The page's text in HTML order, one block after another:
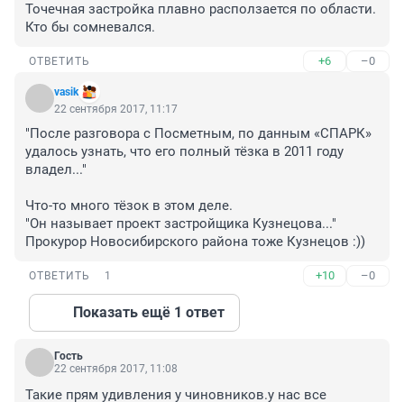
Точечная застройка плавно расползается по области.
Кто бы сомневался.
ОТВЕТИТЬ +6 –0
vasik
22 сентября 2017, 11:17
"После разговора с Посметным, по данным «СПАРК»
удалось узнать, что его полный тёзка в 2011 году
владел..."
Что-то много тёзок в этом деле.
"Он называет проект застройщика Кузнецова..."
Прокурор Новосибирского района тоже Кузнецов :))
ОТВЕТИТЬ 1 +10 –0
Показать ещё 1 ответ
Гость
22 сентября 2017, 11:08
Такие прям удивления у чиновников.у нас все